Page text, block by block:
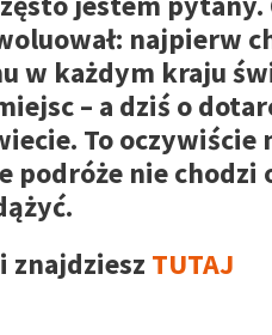
najpierw
w każdym kraju
– a dziś o
To
nie chodzi
znajdziesz TUTAJ